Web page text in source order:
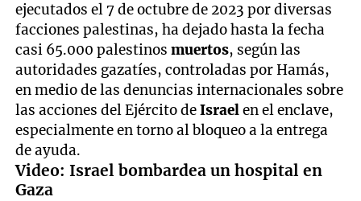
ejecutados el 7 de octubre de 2023 por diversas
facciones palestinas, ha dejado hasta la fecha
casi 65.000 palestinosmuertos, según las
autoridades gazatíes, controladas por Hamás,
en medio de las denuncias internacionales sobre
las acciones del Ejército deIsraelen el enclave,
especialmente en torno al bloqueo a la entrega
de ayuda.
Video: Israel bombardea un hospital en
Gaza